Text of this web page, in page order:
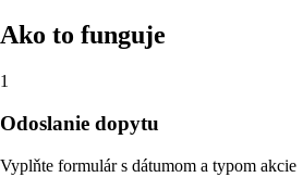
Ako to funguje
1
Odoslanie dopytu
Vyplňte formulár s dátumom a typom akcie